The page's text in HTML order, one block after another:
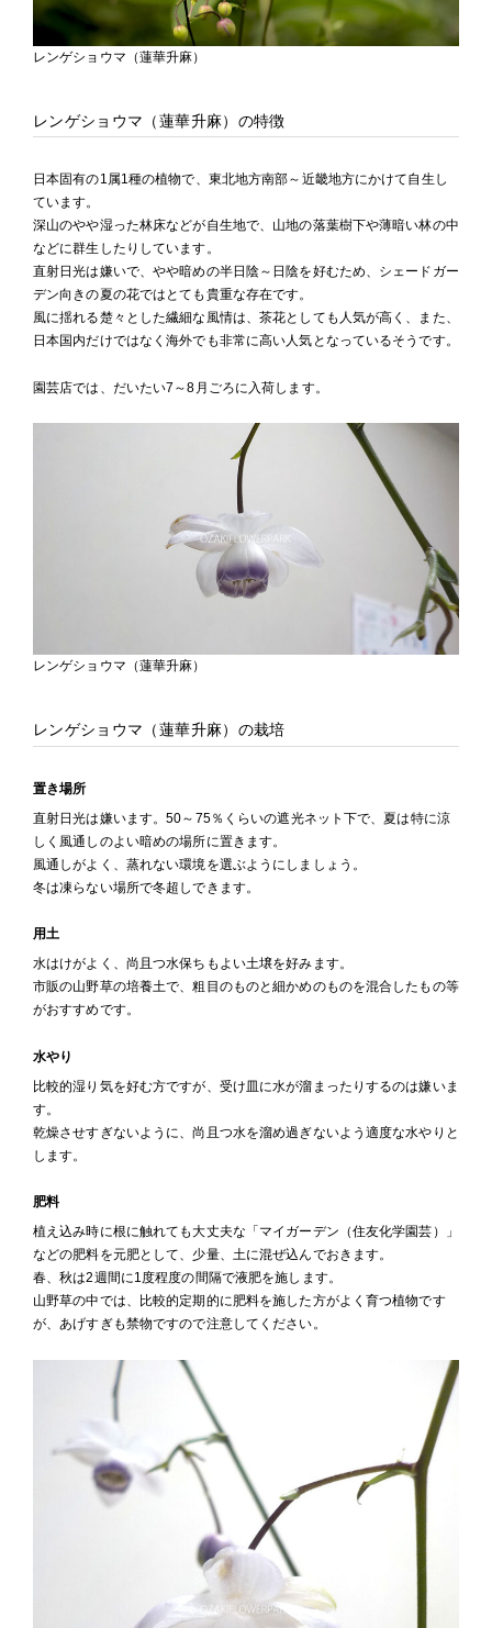
レンゲショウマ（蓮華升麻）
レンゲショウマ（蓮華升麻）の特徴
日本固有の1属1種の植物で、東北地方南部～近畿地方にかけて自生し
ています。
深山のやや湿った林床などが自生地で、山地の落葉樹下や薄暗い林の中
などに群生したりしています。
直射日光は嫌いで、やや暗めの半日陰～日陰を好むため、シェードガー
デン向きの夏の花ではとても貴重な存在です。
風に揺れる楚々とした繊細な風情は、茶花としても人気が高く、また、
日本国内だけではなく海外でも非常に高い人気となっているそうです。
園芸店では、だいたい7～8月ごろに入荷します。
レンゲショウマ（蓮華升麻）
レンゲショウマ（蓮華升麻）の栽培
置き場所
直射日光は嫌います。50～75％くらいの遮光ネット下で、夏は特に涼
しく風通しのよい暗めの場所に置きます。
風通しがよく、蒸れない環境を選ぶようにしましょう。
冬は凍らない場所で冬超しできます。
用土
水はけがよく、尚且つ水保ちもよい土壌を好みます。
市販の山野草の培養土で、粗目のものと細かめのものを混合したもの等
がおすすめです。
水やり
比較的湿り気を好む方ですが、受け皿に水が溜まったりするのは嫌いま
す。
乾燥させすぎないように、尚且つ水を溜め過ぎないよう適度な水やりと
します。
肥料
植え込み時に根に触れても大丈夫な「マイガーデン（住友化学園芸）」
などの肥料を元肥として、少量、土に混ぜ込んでおきます。
春、秋は2週間に1度程度の間隔で液肥を施します。
山野草の中では、比較的定期的に肥料を施した方がよく育つ植物です
が、あげすぎも禁物ですので注意してください。